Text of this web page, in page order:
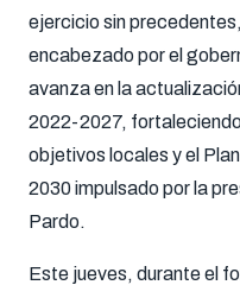
ejercicio sin
encabezado por el
avanza en la
2022-2027,
objetivos locales y el
2030 impulsado por la
Pardo.
Este jueves, durante el